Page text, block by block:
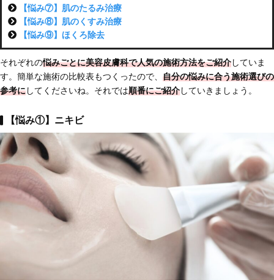
【悩み⑦】肌のたるみ治療
【悩み⑧】肌のくすみ治療
【悩み⑨】ほくろ除去
それぞれの悩みごとに美容皮膚科で人気の施術方法をご紹介していま
す。簡単な施術の比較表もつくったので、 自分の悩みに合う施術選びの
参考にしてくださいね。それでは順番にご紹介していきましょう。
【悩み①】ニキビ